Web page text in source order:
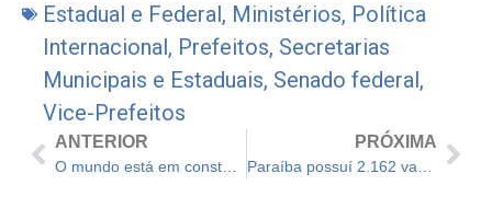
Estadual e Federal, Ministérios, Política
Internacional, Prefeitos, Secretarias
Municipais e Estaduais, Senado federal,
Vice-Prefeitos
ANTERIOR PRÓXIMA